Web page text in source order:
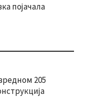
појачала
205